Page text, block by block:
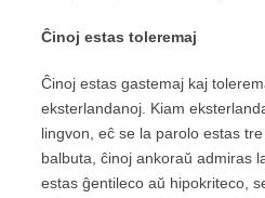
Ĉinoj estas toleremaj
Ĉinoj estas gastemaj kaj
eksterlandanoj. Kiam
lingvon, eĉ se la parolo estas
balbuta, ĉinoj ankoraŭ admiras
estas ĝentileco aŭ hipokriteco,